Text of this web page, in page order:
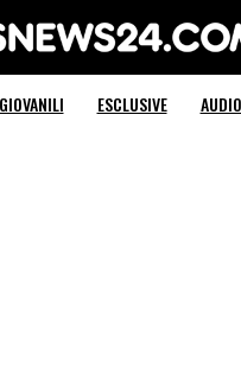
News 24
GIOVANILI ESCLUSIVE